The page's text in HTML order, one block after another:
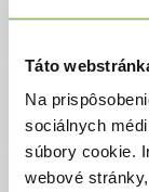
Táto
Na
sociálnych
súbory cookie.
webové
0 €
Už